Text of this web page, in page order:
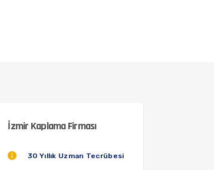
İzmir Kaplama Firması
30 Yıllık Uzman Tecrübesi